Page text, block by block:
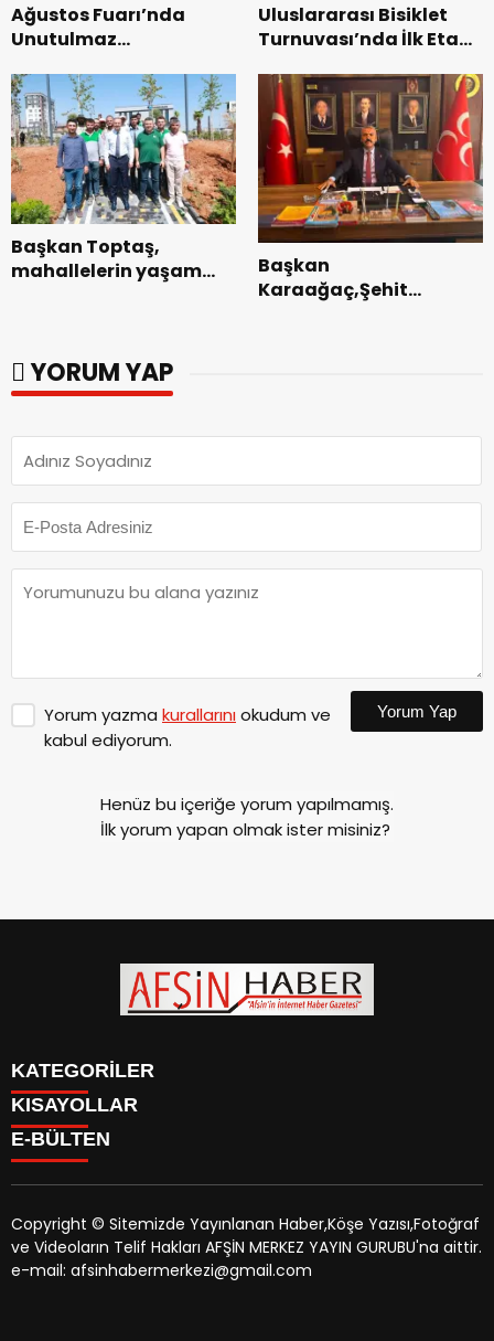
Ağustos Fuarı’nda
Unutulmaz
Uluslararası Bisiklet
Turnuvası’nda İlk Etap
Tamamlandı.
Başkan Toptaş,
mahallelerin yaşam
Başkan
Karaağaç,Şehit
YORUM YAP
Yorum yazma kurallarınıokudum ve
kabul ediyorum.
Yorum Yap
Henüz bu içeriğe yorum yapılmamış.
İlk yorum yapan olmak ister misiniz?
KATEGORİLER
SİYASET
EĞİTİM
MAGAZİN
MANŞETLER
ÖZEL HABER
KISAYOLLAR
SİYASET
EĞİTİM
KÜLTÜR SANAT
MAGAZİN
MANŞETLER
E-BÜLTEN
afsinhaber.com e-bültenine abone olarak, tarafınıza haber,
duyuru ve kampanya içerikli e-postaların gönderilmesini
Copyright © Sitemizde Yayınlanan Haber,Köşe Yazısı,Fotoğraf
ve Videoların Telif Hakları AFŞİN MERKEZ YAYIN GURUBU'na aittir.
e-mail: afsinhabermerkezi@gmail.com